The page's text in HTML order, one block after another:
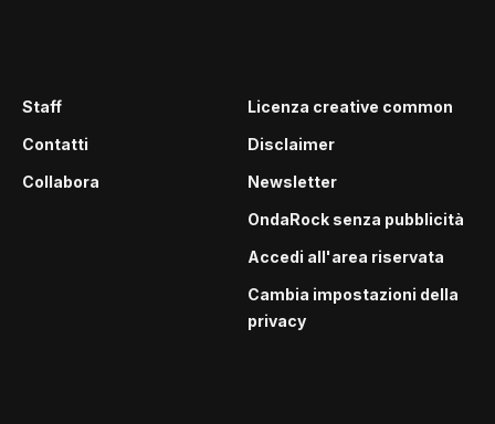
Staff
Contatti
Collabora
Licenza creative common
Disclaimer
Newsletter
OndaRock senza pubblicità
Accedi all'area riservata
Cambia impostazioni della
privacy